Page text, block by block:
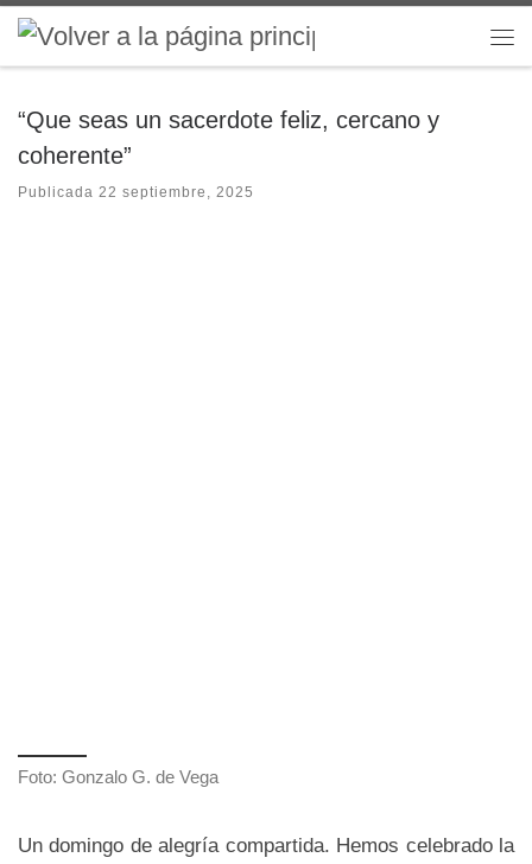
Saltar al contenido
“Que seas un sacerdote feliz, cercano y
coherente”
Publicada 22 septiembre, 2025
Foto: Gonzalo G. de Vega
Un domingo de alegría compartida. Hemos celebrado la